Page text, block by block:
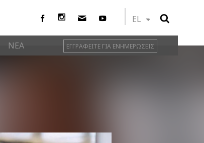
EL
ΝΕΑ ΕΓΓΡΑΦΕΙΤΕ ΓΙΑ ΕΝΗΜΕΡΩΣΕΙΣ